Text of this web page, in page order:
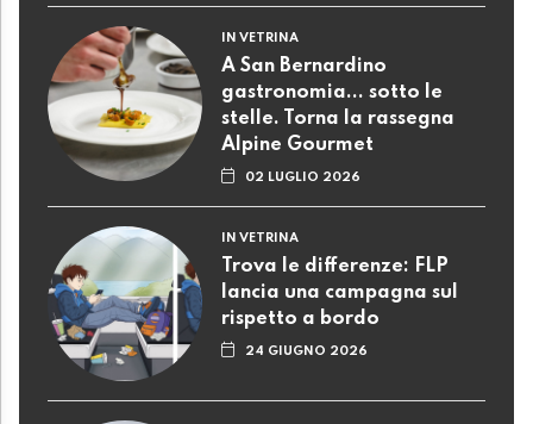
IN VETRINA
A San Bernardino
gastronomia... sotto le
stelle. Torna la rassegna
Alpine Gourmet
02 LUGLIO 2026
IN VETRINA
Trova le differenze: FLP
lancia una campagna sul
rispetto a bordo
24 GIUGNO 2026